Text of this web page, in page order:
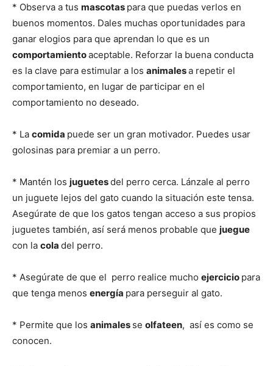
–
Gatos
* Observa a tus mascotas para que puedas verlos en
buenos momentos. Dales muchas oportunidades para
ganar elogios para que aprendan lo que es un
comportamientoaceptable. Reforzar la buena conducta
es la clave para estimular a los animalesa repetir el
comportamiento, en lugar de participar en el
comportamiento no deseado.
* La comida puede ser un gran motivador. Puedes usar
golosinas para premiar a un perro.
* Mantén los juguetesdel perro cerca. Lánzale al perro
un juguete lejos del gato cuando la situación este tensa.
Asegúrate de que los gatos tengan acceso a sus propios
juguetes también, así será menos probable que juegue
con la cola del perro.
* Asegúrate de que el perro realice mucho ejercicio para
que tenga menos energía para perseguir al gato.
* Permite que los animales se olfateen, así es como se
conocen.